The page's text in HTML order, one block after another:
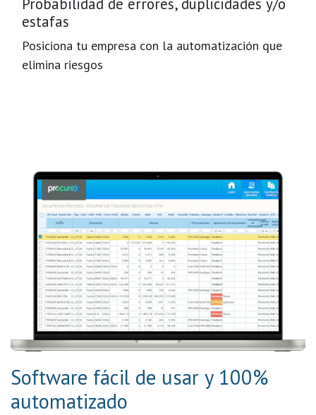
estafas
Posiciona tu empresa con la automatización que
elimina riesgos
Software fácil de usar y 100%
automatizado